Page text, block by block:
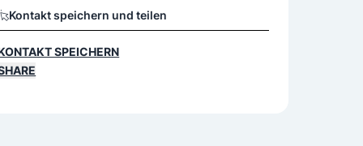
Kontakt speichern und teilen
SPEICHERN